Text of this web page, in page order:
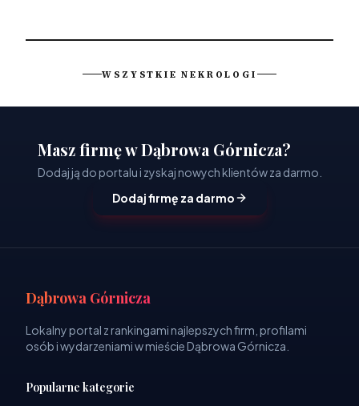
WSZYSTKIE NEKROLOGI
Masz firmę w Dąbrowa Górnicza?
Dodaj ją do portalu i zyskaj nowych klientów za darmo.
Dodaj firmę za darmo
Dąbrowa Górnicza
Lokalny portal z rankingami najlepszych firm, profilami
osób i wydarzeniami w mieście Dąbrowa Górnicza.
Popularne kategorie